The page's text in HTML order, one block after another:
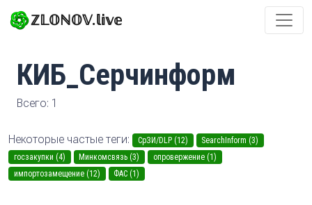
ℤ𝕃𝕆ℕ𝕆𝕍.𝕝𝕚𝕧𝕖
КИБ_Серчинформ
Всего: 1
Некоторые частые теги: СрЗИ/DLP (12)
SearchInform (3)
госзакупки (4)
Минкомсвязь (3)
опровержение (1)
импортозамещение (12)
ФАС (1)